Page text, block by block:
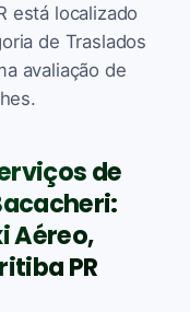
está localizado
de Traslados
avaliação de
de
Aéreo,
PR